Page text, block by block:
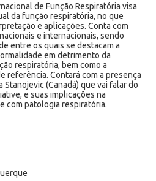
de Função Respiratória visa
da função respiratória, no que
e aplicações. Conta com
e internacionais, sendo
entre os quais se destacam a
em detrimento da
respiratória, bem como a
referência. Contará com a presença
Stanojevic (Canadá) que vai falar do
e suas implicações na
com patologia respiratória.